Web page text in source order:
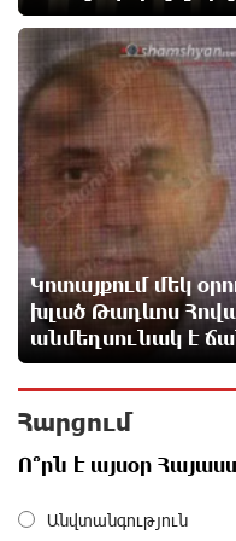
Ucom-ի
«Մտապահիր
Այսօր ժամը
Էջմիածին.
Այսօր ամոթի օր
Ամենայն
Ղահրամանյան
եկեղեցու
Կոտայքում մեկ
խլած Թադևոս
անմեղսունակ է
5
Հարցում
Ո՞րն է այսօր
Անվտանգություն